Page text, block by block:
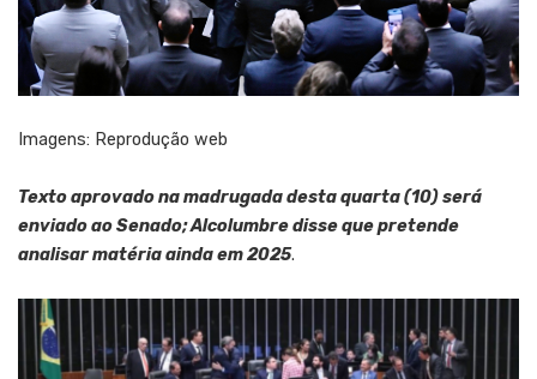
Imagens: Reprodução web
Texto aprovado na madrugada desta quarta (10) será
enviado ao Senado; Alcolumbre disse que pretende
analisar matéria ainda em 2025.